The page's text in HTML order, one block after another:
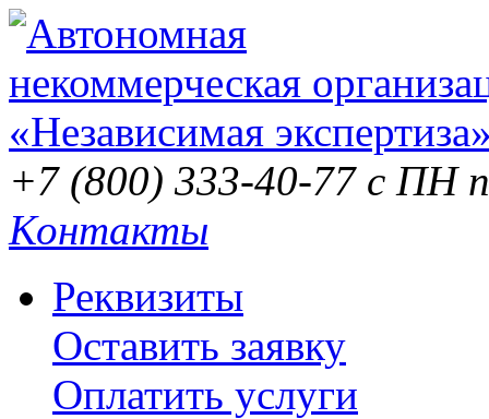
+7 (800) 333-40-77 с ПН
Контакты
Реквизиты
Оставить заявку
Оплатить услуги